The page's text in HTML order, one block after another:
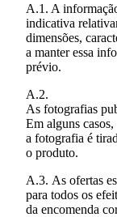
A.1. A
indicativa
dimensões,
a manter essa
prévio.
A.2.
As fotografias
Em alguns casos,
a fotografia é
o produto.
A.3. As ofertas
para todos os
da encomenda